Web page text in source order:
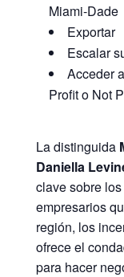
Miami-Dade
Exportar
Escalar
Acceder
Profit o Not
La distinguida
Daniella
clave sobre
empresarios
región, los
ofrece el
para hacer